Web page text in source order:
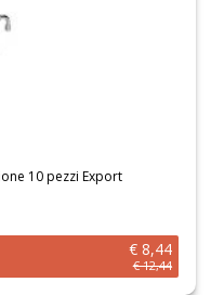
10 pezzi Export
€ 8,44
€ 12,44